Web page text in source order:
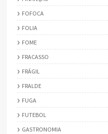
FOFOCA
FOLIA
FOME
FRACASSO
FRÁGIL
FRALDE
FUGA
FUTEBOL
GASTRONOMIA